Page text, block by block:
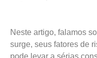
Neste artigo, falamos
surge, seus fatores de
pode levar a sérias